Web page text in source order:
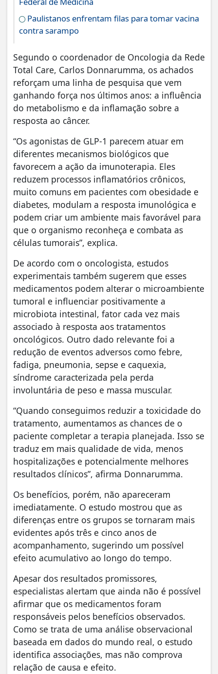
Paulistanos enfrentam filas para tomar vacina
contra sarampo
Segundo o coordenador de Oncologia da Rede
Total Care, Carlos Donnarumma, os achados
reforçam uma linha de pesquisa que vem
ganhando força nos últimos anos: a influência
do metabolismo e da inflamação sobre a
resposta ao câncer.
“Os agonistas de GLP-1 parecem atuar em
diferentes mecanismos biológicos que
favorecem a ação da imunoterapia. Eles
reduzem processos inflamatórios crônicos,
muito comuns em pacientes com obesidade e
diabetes, modulam a resposta imunológica e
podem criar um ambiente mais favorável para
que o organismo reconheça e combata as
células tumorais”, explica.
De acordo com o oncologista, estudos
experimentais também sugerem que esses
medicamentos podem alterar o microambiente
tumoral e influenciar positivamente a
microbiota intestinal, fator cada vez mais
associado à resposta aos tratamentos
oncológicos. Outro dado relevante foi a
redução de eventos adversos como febre,
fadiga, pneumonia, sepse e caquexia,
síndrome caracterizada pela perda
involuntária de peso e massa muscular.
“Quando conseguimos reduzir a toxicidade do
tratamento, aumentamos as chances de o
paciente completar a terapia planejada. Isso se
traduz em mais qualidade de vida, menos
hospitalizações e potencialmente melhores
resultados clínicos”, afirma Donnarumma.
Os benefícios, porém, não apareceram
imediatamente. O estudo mostrou que as
diferenças entre os grupos se tornaram mais
evidentes após três e cinco anos de
acompanhamento, sugerindo um possível
efeito acumulativo ao longo do tempo.
Apesar dos resultados promissores,
especialistas alertam que ainda não é possível
afirmar que os medicamentos foram
responsáveis pelos benefícios observados.
Como se trata de uma análise observacional
baseada em dados do mundo real, o estudo
identifica associações, mas não comprova
relação de causa e efeito.